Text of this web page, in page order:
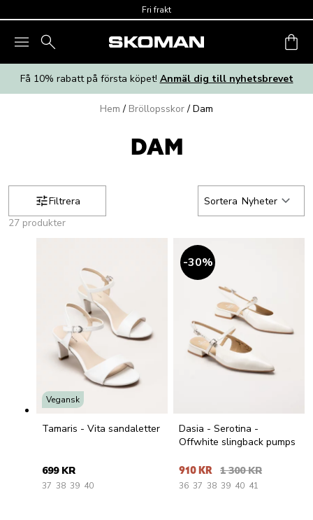
Fri frakt
Få 10% rabatt på första köpet! Anmäl dig till nyhetsbrevet
Hem / Bröllopsskor / Dam
DAM
Filtrera Sortera Nyheter
27 produkter
Vegansk
Tamaris - Vita sandaletter
699 KR
37 38 39 40
30%
Dasia - Serotina -
Offwhite slingback pumps
910 KR 1 300 KR
36 37 38 39 40 41